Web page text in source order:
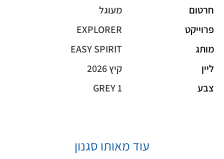
חרטום
מעוגל
פרוייקט
EXPLORER
מותג
EASY SPIRIT
ליין
קיץ 2026
צבע
GREY 1
עוד מאותו סגנון